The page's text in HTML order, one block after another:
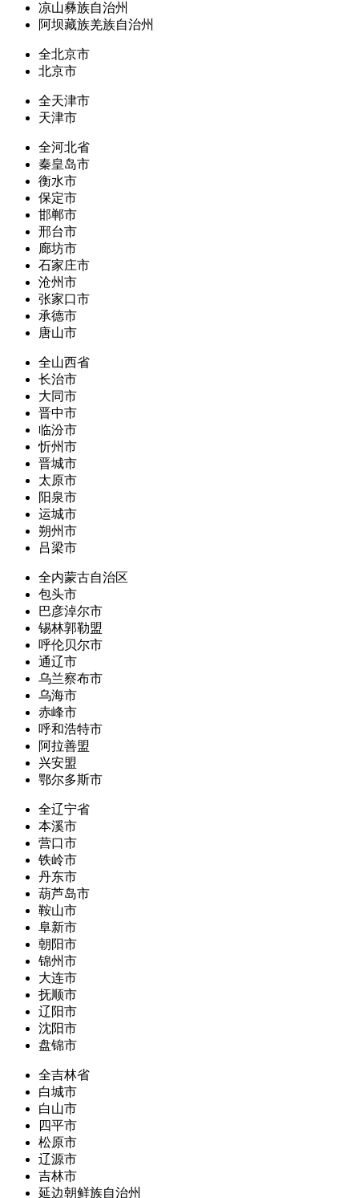
凉山彝族自治州
阿坝藏族羌族自治州
全北京市
北京市
全天津市
天津市
全河北省
秦皇岛市
衡水市
保定市
邯郸市
邢台市
廊坊市
石家庄市
沧州市
张家口市
承德市
唐山市
全山西省
长治市
大同市
晋中市
临汾市
忻州市
晋城市
太原市
阳泉市
运城市
朔州市
吕梁市
全内蒙古自治区
包头市
巴彦淖尔市
锡林郭勒盟
呼伦贝尔市
通辽市
乌兰察布市
乌海市
赤峰市
呼和浩特市
阿拉善盟
兴安盟
鄂尔多斯市
全辽宁省
本溪市
营口市
铁岭市
丹东市
葫芦岛市
鞍山市
阜新市
朝阳市
锦州市
大连市
抚顺市
辽阳市
沈阳市
盘锦市
全吉林省
白城市
白山市
四平市
松原市
辽源市
吉林市
延边朝鲜族自治州